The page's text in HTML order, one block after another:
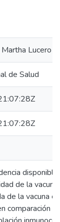
Lucero
de Salud
de la
de la vacuna
comparación